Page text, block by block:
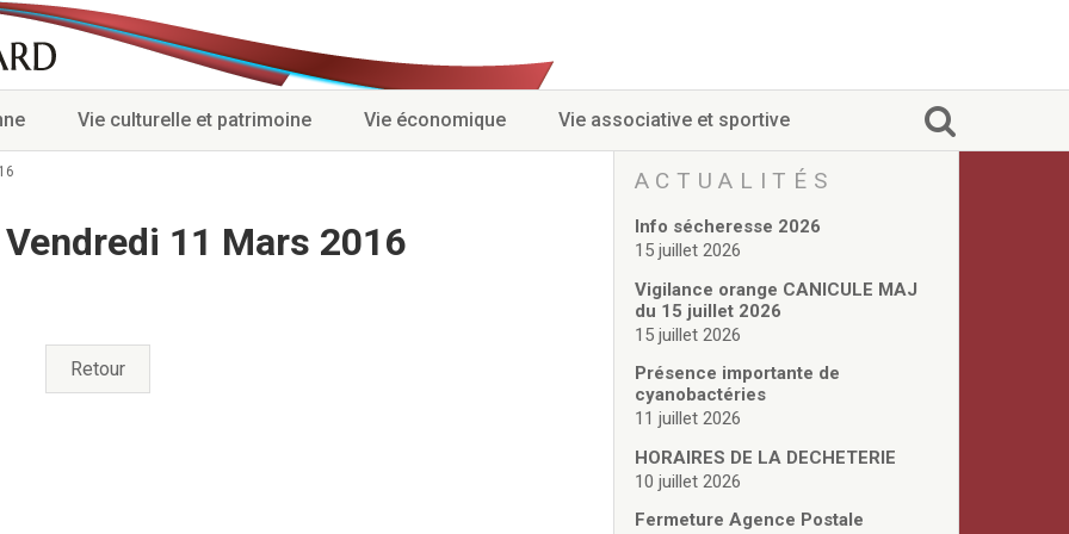
Vie culturelle et patrimoine Vie économique Vie associative et sportive
11 Mars 2016
Retour
ACTUALITÉS
Info sécheresse 2026
15 juillet 2026
Vigilance orange CANICULE MAJ
du 15 juillet 2026
15 juillet 2026
Présence importante de
cyanobactéries
11 juillet 2026
HORAIRES DE LA DECHETERIE
10 juillet 2026
Fermeture Agence Postale